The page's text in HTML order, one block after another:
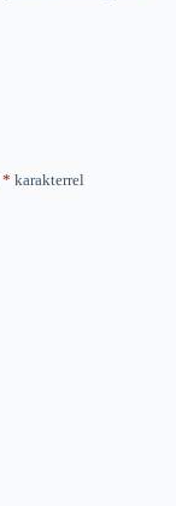
* karakterrel